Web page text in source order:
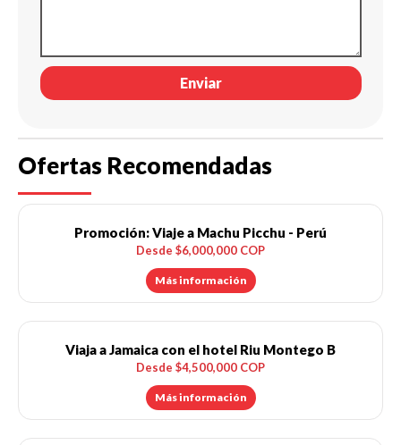
Enviar
Ofertas Recomendadas
Promoción: Viaje a Machu Picchu - Perú
Desde $6,000,000 COP
Más información
Viaja a Jamaica con el hotel Riu Montego B
Desde $4,500,000 COP
Más información